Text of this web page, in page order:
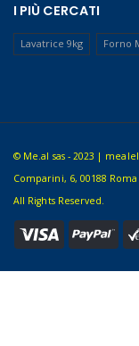
I PIÙ CERCATI
Lavatrice 9kg Forno
© Me.al sas - 2023 |
Comparini, 6, 00188
All Rights Reserved.